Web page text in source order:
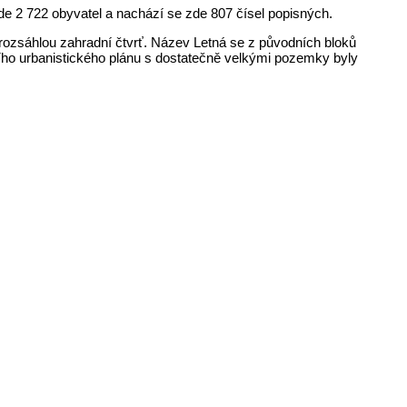
2 722 obyvatel a nachází se zde 807 čísel popisných.
zahradní čtvrť. Název Letná se z původních bloků
urbanistického plánu s dostatečně velkými pozemky byly